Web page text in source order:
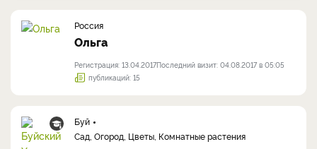
Россия
Ольга
Регистрация: 13.04.2017Последний визит: 04.08.2017 в 05:05
публикаций: 15
Буй
Сад, Огород, Цветы, Комнатные растения